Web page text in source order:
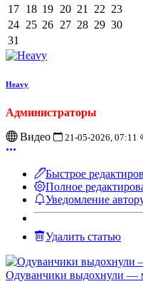
17 18 19 20 21 22 23
24 25 26 27 28 29 30
31
Heavy
Администраторы
Видео
21-05-2026, 07:11
Быстрое
Полное
Уведомление
Удалить статью
Одуванчики выдохнули —